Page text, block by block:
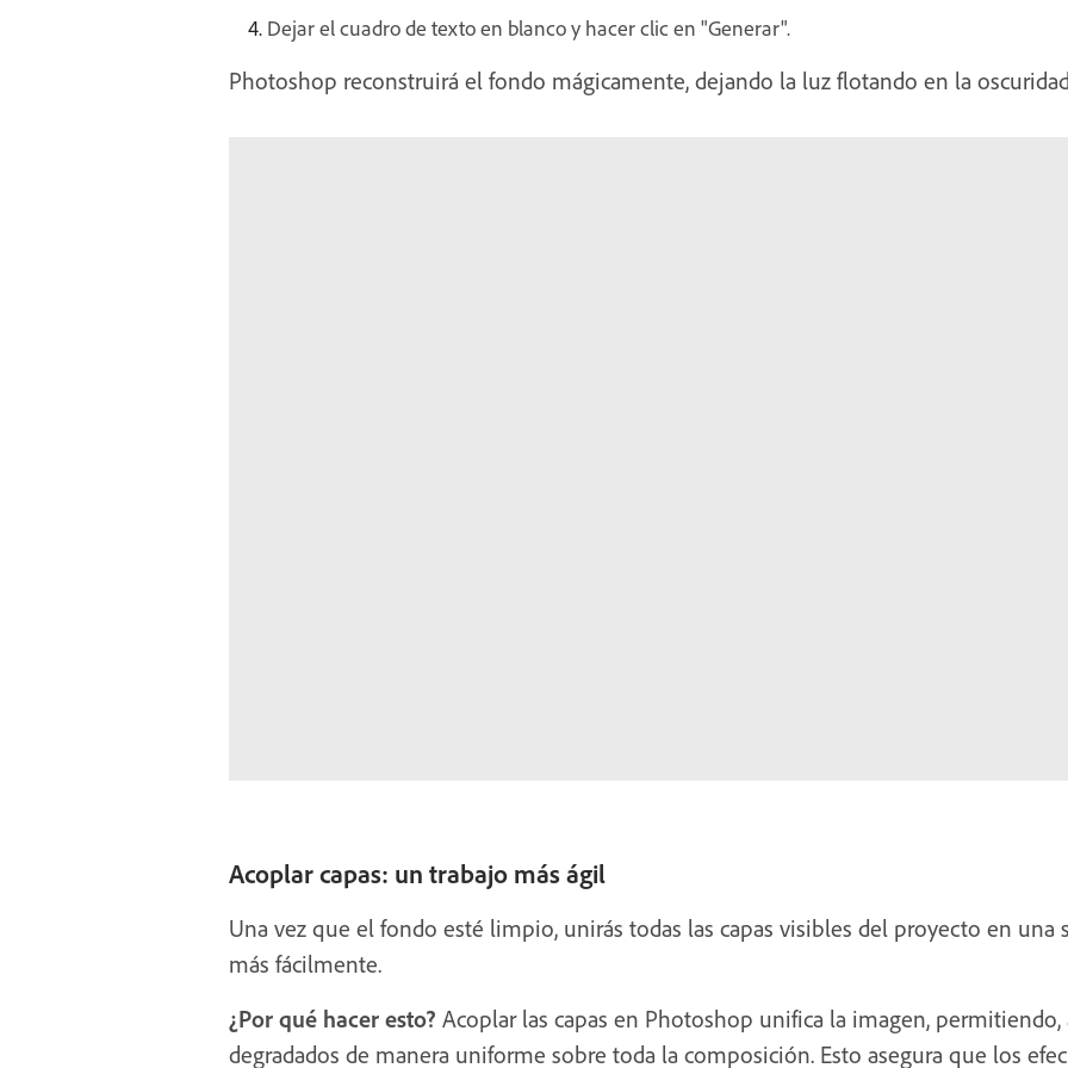
Dejar el cuadro de texto en blanco y hacer clic en "Generar".
Photoshop reconstruirá el fondo mágicamente, dejando la luz flotando en la
Acoplar capas: un trabajo más ágil
Una vez que el fondo esté limpio, unirás todas las capas visibles del proyecto en una
más fácilmente.
¿Por qué hacer esto? Acoplar las capas en Photoshop unifica la imagen, permitiendo,
degradados de manera uniforme sobre toda la composición. Esto asegura que los